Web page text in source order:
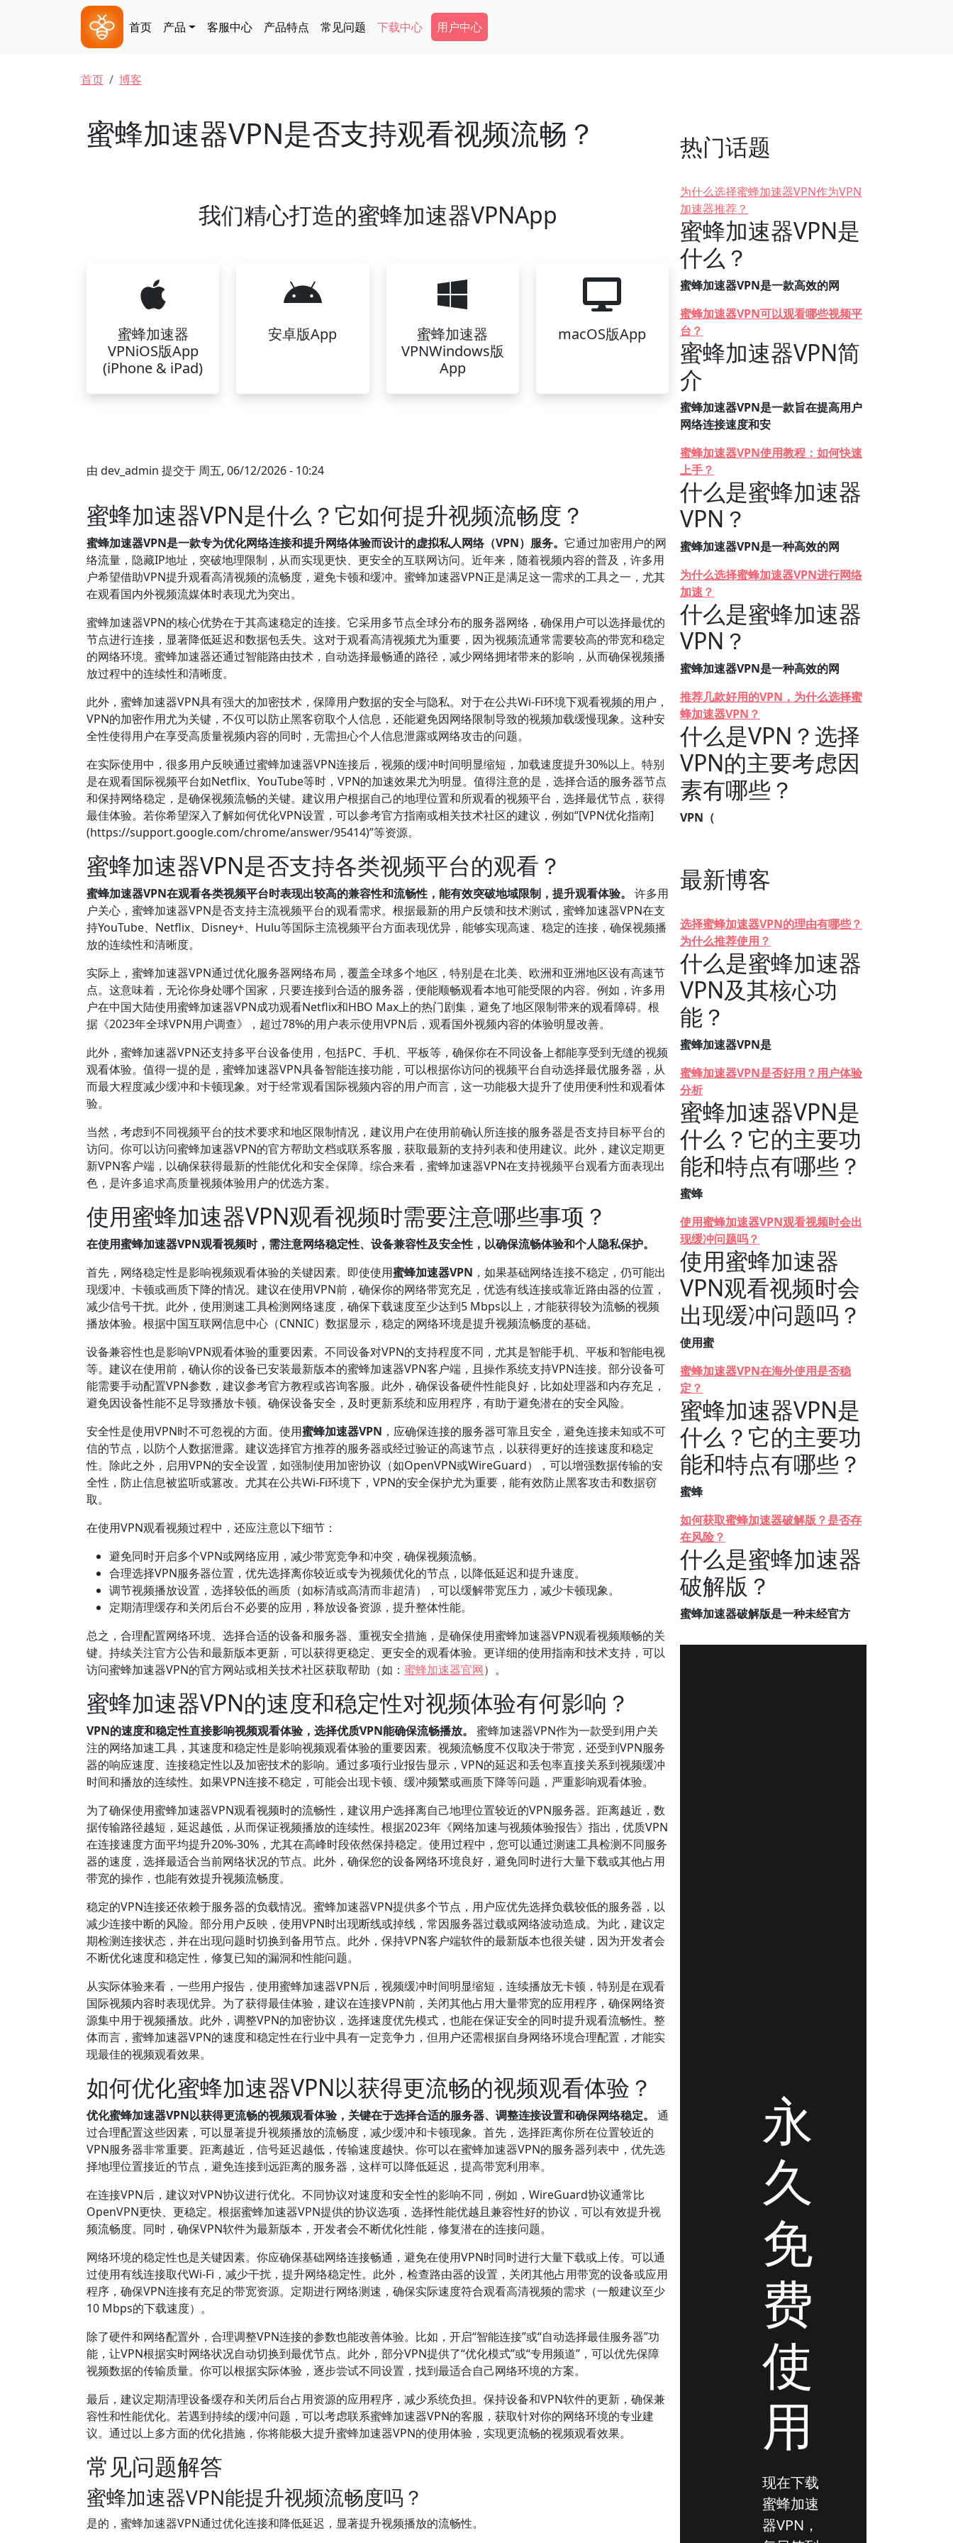
Main navigation
首页 产品 客服中心 产品特点 常见问题 下载中心 Secondary Menu
用户中心
面包屑
首页 博客
蜜蜂加速器VPN是否支持观看视频流畅？
我们精心打造的蜜蜂加速器VPNApp
蜜蜂加速器
VPNiOS版App
(iPhone & iPad)
安卓版App
蜜蜂加速器
VPNWindows版
App
macOS版App
由 dev_admin 提交于 周五, 06/12/2026 - 10:24
蜜蜂加速器VPN是什么？它如何提升视频流畅度？
蜜蜂加速器VPN是一款专为优化网络连接和提升网络体验而设计的虚拟私人网络（VPN）服务。 它通过加密用户的网
络流量，隐藏IP地址，突破地理限制，从而实现更快、更安全的互联网访问。近年来，随着视频内容的普及，许多用
户希望借助VPN提升观看高清视频的流畅度，避免卡顿和缓冲。蜜蜂加速器VPN正是满足这一需求的工具之一，尤其
在观看国内外视频流媒体时表现尤为突出。
蜜蜂加速器VPN的核心优势在于其高速稳定的连接。它采用多节点全球分布的服务器网络，确保用户可以选择最优的
节点进行连接，显著降低延迟和数据包丢失。这对于观看高清视频尤为重要，因为视频流通常需要较高的带宽和稳定
的网络环境。蜜蜂加速器还通过智能路由技术，自动选择最畅通的路径，减少网络拥堵带来的影响，从而确保视频播
放过程中的连续性和清晰度。
此外，蜜蜂加速器VPN具有强大的加密技术，保障用户数据的安全与隐私。对于在公共Wi-Fi环境下观看视频的用户，
VPN的加密作用尤为关键，不仅可以防止黑客窃取个人信息，还能避免因网络限制导致的视频加载缓慢现象。这种安
全性使得用户在享受高质量视频内容的同时，无需担心个人信息泄露或网络攻击的问题。
在实际使用中，很多用户反映通过蜜蜂加速器VPN连接后，视频的缓冲时间明显缩短，加载速度提升30%以上。特别
是在观看国际视频平台如Netflix、YouTube等时，VPN的加速效果尤为明显。值得注意的是，选择合适的服务器节点
和保持网络稳定，是确保视频流畅的关键。建议用户根据自己的地理位置和所观看的视频平台，选择最优节点，获得
最佳体验。若你希望深入了解如何优化VPN设置，可以参考官方指南或相关技术社区的建议，例如“[VPN优化指南]
(https://support.google.com/chrome/answer/95414)”等资源。
蜜蜂加速器VPN是否支持各类视频平台的观看？
蜜蜂加速器VPN在观看各类视频平台时表现出较高的兼容性和流畅性，能有效突破地域限制，提升观看体验。
许多用
户关心，蜜蜂加速器VPN是否支持主流视频平台的观看需求。根据最新的用户反馈和技术测试，蜜蜂加速器VPN在支
持YouTube、Netflix、Disney+、Hulu等国际主流视频平台方面表现优异，能够实现高速、稳定的连接，确保视频播
放的连续性和清晰度。
实际上，蜜蜂加速器VPN通过优化服务器网络布局，覆盖全球多个地区，特别是在北美、欧洲和亚洲地区设有高速节
点。这意味着，无论你身处哪个国家，只要连接到合适的服务器，便能顺畅观看本地可能受限的内容。例如，许多用
户在中国大陆使用蜜蜂加速器VPN成功观看Netflix和HBO Max上的热门剧集，避免了地区限制带来的观看障碍。根
据《2023年全球VPN用户调查》，超过78%的用户表示使用VPN后，观看国外视频内容的体验明显改善。
此外，蜜蜂加速器VPN还支持多平台设备使用，包括PC、手机、平板等，确保你在不同设备上都能享受到无缝的视频
观看体验。值得一提的是，蜜蜂加速器VPN具备智能连接功能，可以根据你访问的视频平台自动选择最优服务器，从
而最大程度减少缓冲和卡顿现象。对于经常观看国际视频内容的用户而言，这一功能极大提升了使用便利性和观看体
验。
当然，考虑到不同视频平台的技术要求和地区限制情况，建议用户在使用前确认所连接的服务器是否支持目标平台的
访问。你可以访问蜜蜂加速器VPN的官方帮助文档或联系客服，获取最新的支持列表和使用建议。此外，建议定期更
新VPN客户端，以确保获得最新的性能优化和安全保障。综合来看，蜜蜂加速器VPN在支持视频平台观看方面表现出
色，是许多追求高质量视频体验用户的优选方案。
使用蜜蜂加速器VPN观看视频时需要注意哪些事项？
在使用蜜蜂加速器VPN观看视频时，需注意网络稳定性、设备兼容性及安全性，以确保流畅体验和个人隐私保护。
首先，网络稳定性是影响视频观看体验的关键因素。即使使用蜜蜂加速器VPN ，如果基础网络连接不稳定，仍可能出
现缓冲、卡顿或画质下降的情况。建议在使用VPN前，确保你的网络带宽充足，优选有线连接或靠近路由器的位置，
减少信号干扰。此外，使用测速工具检测网络速度，确保下载速度至少达到5 Mbps以上，才能获得较为流畅的视频
播放体验。根据中国互联网信息中心（CNNIC）数据显示，稳定的网络环境是提升视频流畅度的基础。
设备兼容性也是影响VPN观看体验的重要因素。不同设备对VPN的支持程度不同，尤其是智能手机、平板和智能电视
等。建议在使用前，确认你的设备已安装最新版本的蜜蜂加速器VPN客户端，且操作系统支持VPN连接。部分设备可
能需要手动配置VPN参数，建议参考官方教程或咨询客服。此外，确保设备硬件性能良好，比如处理器和内存充足，
避免因设备性能不足导致播放卡顿。确保设备安全，及时更新系统和应用程序，有助于避免潜在的安全风险。
安全性是使用VPN时不可忽视的方面。使用蜜蜂加速器VPN ，应确保连接的服务器可靠且安全，避免连接未知或不可
信的节点，以防个人数据泄露。建议选择官方推荐的服务器或经过验证的高速节点，以获得更好的连接速度和稳定
性。除此之外，启用VPN的安全设置，如强制使用加密协议（如OpenVPN或WireGuard），可以增强数据传输的安
全性，防止信息被监听或篡改。尤其在公共Wi-Fi环境下，VPN的安全保护尤为重要，能有效防止黑客攻击和数据窃
取。
在使用VPN观看视频过程中，还应注意以下细节：
避免同时开启多个VPN或网络应用，减少带宽竞争和冲突，确保视频流畅。
合理选择VPN服务器位置，优先选择离你较近或专为视频优化的节点，以降低延迟和提升速度。
调节视频播放设置，选择较低的画质（如标清或高清而非超清），可以缓解带宽压力，减少卡顿现象。
定期清理缓存和关闭后台不必要的应用，释放设备资源，提升整体性能。
总之，合理配置网络环境、选择合适的设备和服务器、重视安全措施，是确保使用蜜蜂加速器VPN观看视频顺畅的关
键。持续关注官方公告和最新版本更新，可以获得更稳定、更安全的观看体验。更详细的使用指南和技术支持，可以
访问蜜蜂加速器VPN的官方网站或相关技术社区获取帮助（如： 蜜蜂加速器官网）。
蜜蜂加速器VPN的速度和稳定性对视频体验有何影响？
VPN的速度和稳定性直接影响视频观看体验，选择优质VPN能确保流畅播放。
蜜蜂加速器VPN作为一款受到用户关
注的网络加速工具，其速度和稳定性是影响视频观看体验的重要因素。视频流畅度不仅取决于带宽，还受到VPN服务
器的响应速度、连接稳定性以及加密技术的影响。通过多项行业报告显示，VPN的延迟和丢包率直接关系到视频缓冲
时间和播放的连续性。如果VPN连接不稳定，可能会出现卡顿、缓冲频繁或画质下降等问题，严重影响观看体验。
为了确保使用蜜蜂加速器VPN观看视频时的流畅性，建议用户选择离自己地理位置较近的VPN服务器。距离越近，数
据传输路径越短，延迟越低，从而保证视频播放的连续性。根据2023年《网络加速与视频体验报告》指出，优质VPN
在连接速度方面平均提升20%-30%，尤其在高峰时段依然保持稳定。使用过程中，您可以通过测速工具检测不同服务
器的速度，选择最适合当前网络状况的节点。此外，确保您的设备网络环境良好，避免同时进行大量下载或其他占用
带宽的操作，也能有效提升视频流畅度。
稳定的VPN连接还依赖于服务器的负载情况。蜜蜂加速器VPN提供多个节点，用户应优先选择负载较低的服务器，以
减少连接中断的风险。部分用户反映，使用VPN时出现断线或掉线，常因服务器过载或网络波动造成。为此，建议定
期检测连接状态，并在出现问题时切换到备用节点。此外，保持VPN客户端软件的最新版本也很关键，因为开发者会
不断优化速度和稳定性，修复已知的漏洞和性能问题。
从实际体验来看，一些用户报告，使用蜜蜂加速器VPN后，视频缓冲时间明显缩短，连续播放无卡顿，特别是在观看
国际视频内容时表现优异。为了获得最佳体验，建议在连接VPN前，关闭其他占用大量带宽的应用程序，确保网络资
源集中用于视频播放。此外，调整VPN的加密协议，选择速度优先模式，也能在保证安全的同时提升观看流畅性。整
体而言，蜜蜂加速器VPN的速度和稳定性在行业中具有一定竞争力，但用户还需根据自身网络环境合理配置，才能实
现最佳的视频观看效果。
如何优化蜜蜂加速器VPN以获得更流畅的视频观看体验？
优化蜜蜂加速器VPN以获得更流畅的视频观看体验，关键在于选择合适的服务器、调整连接设置和确保网络稳定。
通
过合理配置这些因素，可以显著提升视频播放的流畅度，减少缓冲和卡顿现象。首先，选择距离你所在位置较近的
VPN服务器非常重要。距离越近，信号延迟越低，传输速度越快。你可以在蜜蜂加速器VPN的服务器列表中，优先选
择地理位置接近的节点，避免连接到远距离的服务器，这样可以降低延迟，提高带宽利用率。
在连接VPN后，建议对VPN协议进行优化。不同协议对速度和安全性的影响不同，例如，WireGuard协议通常比
OpenVPN更快、更稳定。根据蜜蜂加速器VPN提供的协议选项，选择性能优越且兼容性好的协议，可以有效提升视
频流畅度。同时，确保VPN软件为最新版本，开发者会不断优化性能，修复潜在的连接问题。
网络环境的稳定性也是关键因素。你应确保基础网络连接畅通，避免在使用VPN时同时进行大量下载或上传。可以通
过使用有线连接取代Wi-Fi，减少干扰，提升网络稳定性。此外，检查路由器的设置，关闭其他占用带宽的设备或应用
程序，确保VPN连接有充足的带宽资源。定期进行网络测速，确保实际速度符合观看高清视频的需求（一般建议至少
10 Mbps的下载速度）。
除了硬件和网络配置外，合理调整VPN连接的参数也能改善体验。比如，开启“智能连接”或“自动选择最佳服务器”功
能，让VPN根据实时网络状况自动切换到最优节点。此外，部分VPN提供了“优化模式”或“专用频道”，可以优先保障
视频数据的传输质量。你可以根据实际体验，逐步尝试不同设置，找到最适合自己网络环境的方案。
最后，建议定期清理设备缓存和关闭后台占用资源的应用程序，减少系统负担。保持设备和VPN软件的更新，确保兼
容性和性能优化。若遇到持续的缓冲问题，可以考虑联系蜜蜂加速器VPN的客服，获取针对你的网络环境的专业建
议。通过以上多方面的优化措施，你将能极大提升蜜蜂加速器VPN的使用体验，实现更流畅的视频观看效果。
常见问题解答
蜜蜂加速器VPN能提升视频流畅度吗？
是的，蜜蜂加速器VPN通过优化连接和降低延迟，显著提升视频播放的流畅性。
热门话题
为什么选择蜜蜂加速器VPN作为VPN
加速器推荐？
蜜蜂加速器VPN是
什么？
蜜蜂加速器VPN是一款高效的网
蜜蜂加速器VPN可以观看哪些视频平
台？
蜜蜂加速器VPN简
介
蜜蜂加速器VPN是一款旨在提高用户
网络连接速度和安
蜜蜂加速器VPN使用教程：如何快速
上手？
什么是蜜蜂加速器
VPN？
蜜蜂加速器VPN是一种高效的网
为什么选择蜜蜂加速器VPN进行网络
加速？
什么是蜜蜂加速器
VPN？
蜜蜂加速器VPN是一种高效的网
推荐几款好用的VPN，为什么选择蜜
蜂加速器VPN？
什么是VPN？选择
VPN的主要考虑因
素有哪些？
VPN（
最新博客
选择蜜蜂加速器VPN的理由有哪些？
为什么推荐使用？
什么是蜜蜂加速器
VPN及其核心功
能？
蜜蜂加速器VPN是
蜜蜂加速器VPN是否好用？用户体验
分析
蜜蜂加速器VPN是
什么？它的主要功
能和特点有哪些？
蜜蜂
使用蜜蜂加速器VPN观看视频时会出
现缓冲问题吗？
使用蜜蜂加速器
VPN观看视频时会
出现缓冲问题吗？
使用蜜
蜜蜂加速器VPN在海外使用是否稳
定？
蜜蜂加速器VPN是
什么？它的主要功
能和特点有哪些？
蜜蜂
如何获取蜜蜂加速器破解版？是否存
在风险？
什么是蜜蜂加速器
破解版？
蜜蜂加速器破解版是一种未经官方
永
久
免
费
使
用
现在下载
蜜蜂加速
器VPN，